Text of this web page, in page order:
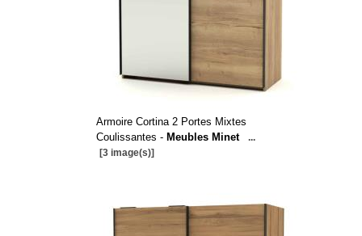
Armoire Cortina 2 Portes Mixtes
Coulissantes - Meubles Minet
...
[3 image(s)]